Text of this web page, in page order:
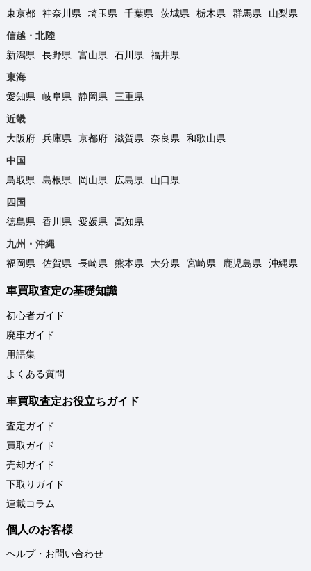
東京都
神奈川県 埼玉県 千葉県 茨城県 栃木県 群馬県
山梨県
信越・北陸
新潟県
長野県 富山県 石川県
福井県
東海
愛知県
岐阜県 静岡県
三重県
近畿
大阪府
兵庫県 京都府 滋賀県 奈良県
和歌山県
中国
鳥取県
島根県 岡山県 広島県
山口県
四国
徳島県
香川県 愛媛県
高知県
九州・沖縄
福岡県
佐賀県 長崎県 熊本県 大分県 宮崎県 鹿児島県 沖縄県
車買取査定の基礎知識
初心者ガイド
廃車ガイド
用語集
よくある質問
車買取査定お役立ちガイド
査定ガイド
買取ガイド
売却ガイド
下取りガイド
連載コラム
個人のお客様
ヘルプ・お問い合わせ